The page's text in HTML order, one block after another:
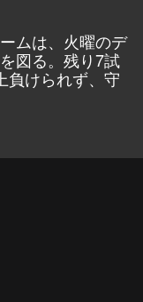
ムは、火曜のデ
図る。残り7試
負けられず、守